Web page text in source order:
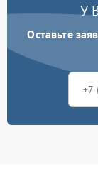
У
Оставьте